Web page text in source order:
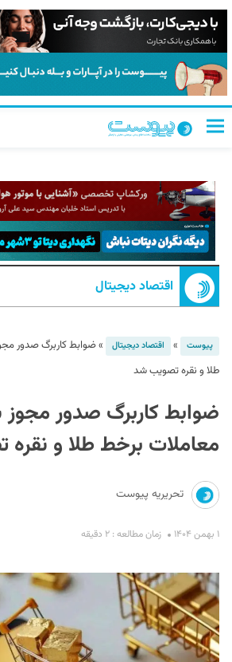
اقتصاد دیجیتال
پیوست » اقتصاد دیجیتال »ضوابط کاربرگ صدور
طلا و نقره تصویب شد
ضوابط کاربرگ صدور
معاملات برخط طلا و
تحریریه پیوست
۱ بهمن ۱۴۰۴ زمان مطالعه : ۲ دقیقه